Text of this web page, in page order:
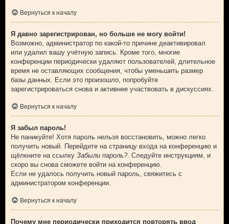
Вернуться к началу
Я давно зарегистрирован, но больше не могу войти!
Возможно, администратор по какой-то причине деактивировал
или удалил вашу учётную запись. Кроме того, многие
конференции периодически удаляют пользователей, длительное
время не оставляющих сообщения, чтобы уменьшить размер
базы данных. Если это произошло, попробуйте
зарегистрироваться снова и активнее участвовать в дискуссиях.
Вернуться к началу
Я забыл пароль!
Не паникуйте! Хотя пароль нельзя восстановить, можно легко
получить новый. Перейдите на страницу входа на конференцию и
щёлкните на ссылку Забыли пароль?. Следуйте инструкциям, и
скоро вы снова сможете войти на конференцию.
Если не удалось получить новый пароль, свяжитесь с
администратором конференции.
Вернуться к началу
Почему мне периодически приходится повторять ввод